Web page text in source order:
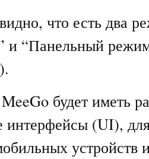
что есть два
и “Панельный
будет иметь
интерфейсы (UI),
устройств